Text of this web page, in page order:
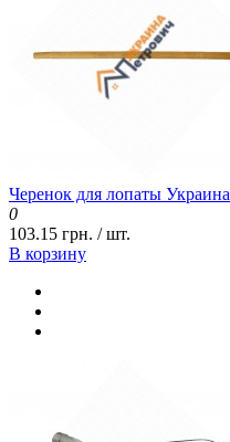
Черенок для лопаты Украина
0
103.15 грн. / шт.
В корзину